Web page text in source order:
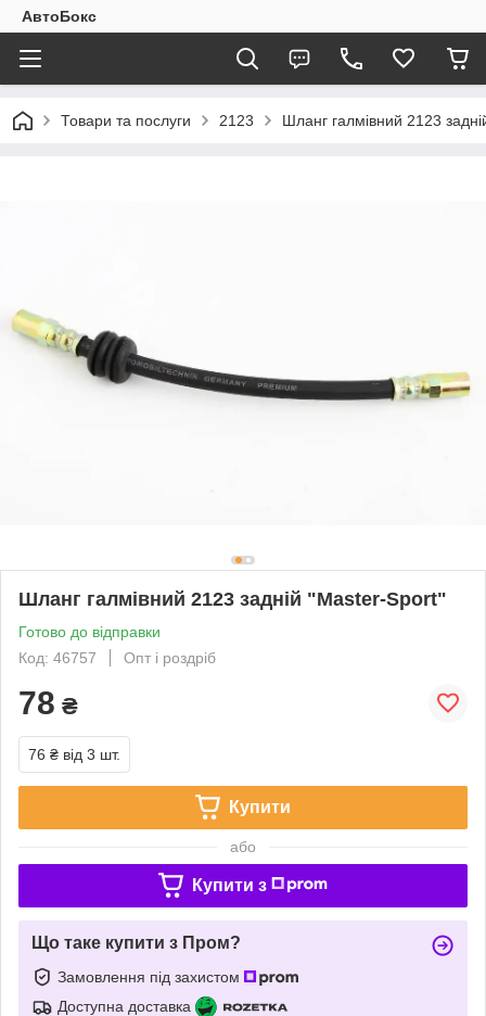
АвтоБокс
Товари та послуги 2123 Шланг галмівний 2123
Шланг галмівний 2123 задній "Master-Sport"
Готово до відправки
Код: 46757
Опт і роздріб
78 ₴
76 ₴ від 3 шт.
Купити
або
Купити з
Що таке купити з Пром?
Замовлення під захистом
Доступна доставка